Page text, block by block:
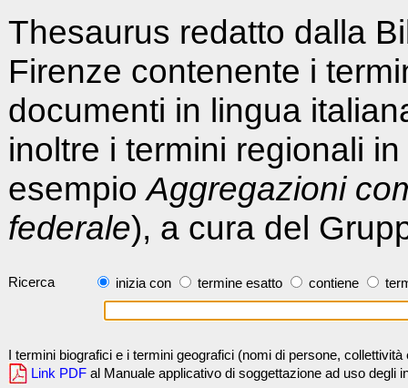
Thesaurus redatto dalla
Firenze contenente i
documenti in lingua
inoltre i termini regionali
esempioAggregazioni
federale), a cura del
Ricerca inizia con termine esatto contiene
I termini biografici e i termini geografici (nomi di persone,
Link PDF al Manuale applicativo di soggettazione ad uso degli